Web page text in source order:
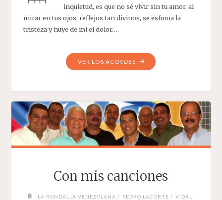
inquietud, es que no sé vivir sin tu amor, al
mirar en tus ojos, reflejos tan divinos, se esfuma la
tristeza y huye de mi el dolor….
VER LOS ACORDES"INQUIETUD"
Con mis canciones
LA RONDALLA VENEZOLANA / PEDRO LACORTE / VIDAL